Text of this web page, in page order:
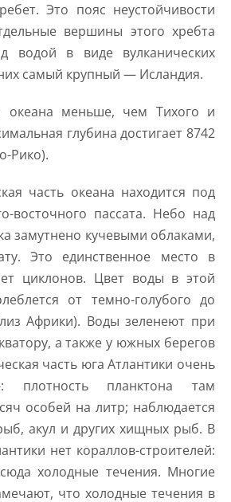
Это пояс неустойчивости
вершины этого хребта
водой в виде вулканических
самый крупный — Исландия.
океана меньше, чем Тихого и
глубина достигает 8742
Рико).
часть океана находится под
восточного пассата. Небо над
замутнено кучевыми облаками,
Это единственное место в
циклонов. Цвет воды в этой
от темно-голубого до
Африки). Воды зеленеют при
а также у южных берегов
часть юга Атлантики очень
плотность планктона там
особей на литр; наблюдается
акул и других хищных рыб. В
нет кораллов-строителей:
холодные течения. Многие
что холодные течения в